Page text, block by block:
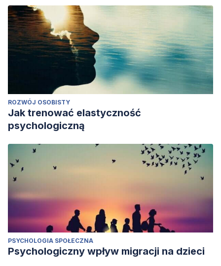
ROZWÓJ OSOBISTY
Jak trenować elastyczność
psychologiczną
PSYCHOLOGIA SPOŁECZNA
Psychologiczny wpływ migracji na dzieci